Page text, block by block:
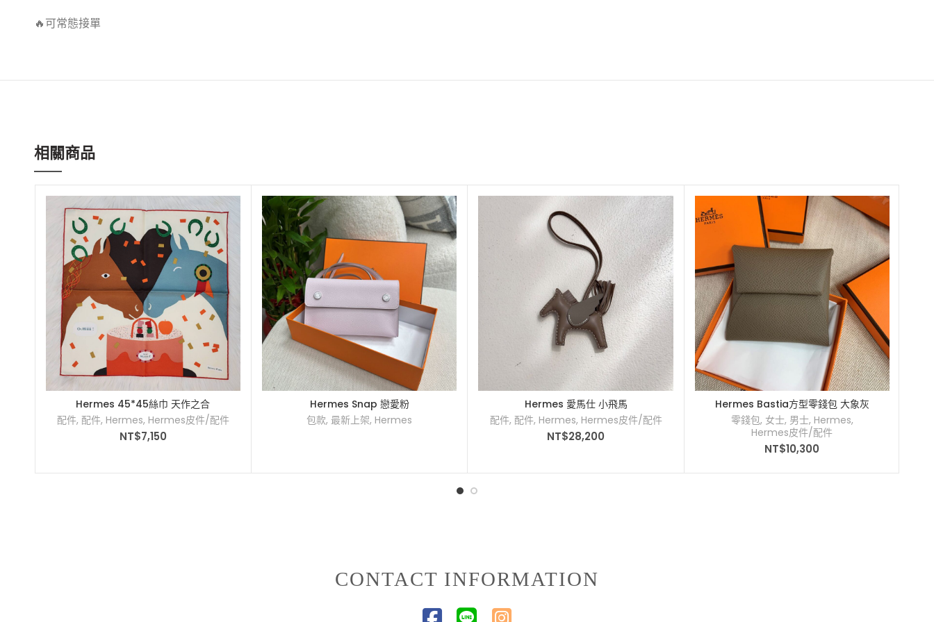
🔥可常態接單
相關商品
Hermes 45*45絲巾 天作之合
配件, 配件, Hermes, Hermes皮件/配件
NT$7,150
Hermes Snap 戀愛粉
包款, 最新上架, Hermes
Hermes 愛馬仕 小飛馬
配件, 配件, Hermes, Hermes皮件/配件
NT$28,200
Hermes Bastia方型零錢包 大象灰
零錢包, 女士, 男士, Hermes,
Hermes皮件/配件
NT$10,300
CONTACT INFORMATION